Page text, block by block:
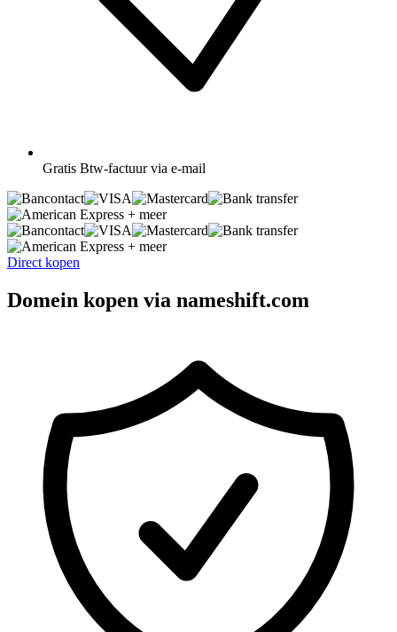
Gratis Btw-factuur via e-mail
+ meer
+ meer
Direct kopen
Domein kopen via nameshift.com